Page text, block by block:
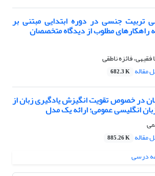
تربیت جنسی در دوره ابتدایی مبتنی بر
راهکارهای مطلوب از دیدگاه متخصصان
فائزه ناطقی
مقاله 682.3 K
در خصوص تقویت انگیزش یادگیری زبان از
انگلیسی عمومی؛ ارائه یک مدل
مقاله 885.26 K